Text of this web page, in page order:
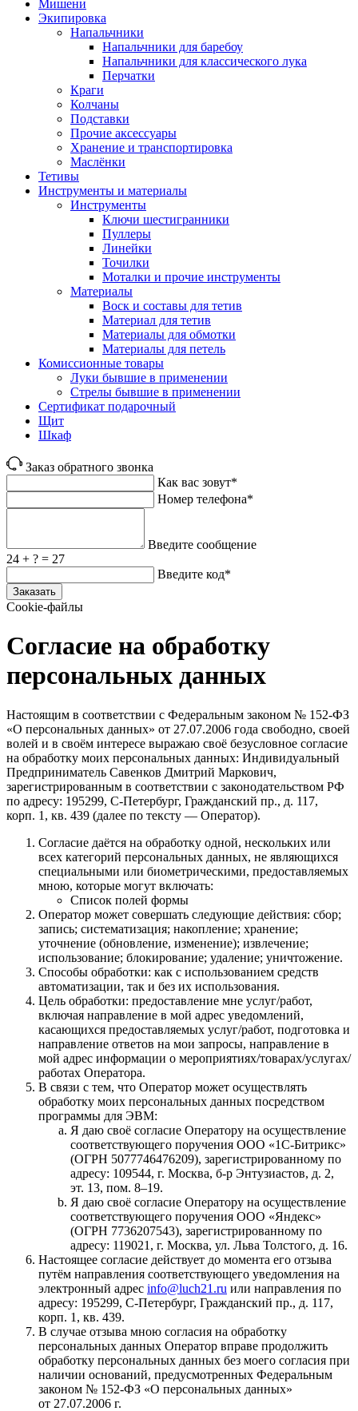
Мишени
Экипировка
Напальчники
Напальчники для баребоу
Напальчники для классического лука
Перчатки
Краги
Колчаны
Подставки
Прочие аксессуары
Хранение и транспортировка
Маслёнки
Тетивы
Инструменты и материалы
Инструменты
Ключи шестигранники
Пуллеры
Линейки
Точилки
Моталки и прочие инструменты
Материалы
Воск и составы для тетив
Материал для тетив
Материалы для обмотки
Материалы для петель
Комиссионные товары
Луки бывшие в применении
Стрелы бывшие в применении
Сертификат подарочный
Щит
Шкаф
Заказ обратного звонка
Как вас зовут*
Номер телефона*
Введите сообщение
24 + ? = 27
Введите код*
Заказать
Cookie-файлы
Согласие на обработку
персональных данных
Настоящим в соответствии с Федеральным законом № 152‑ФЗ
«О персональных данных» от 27.07.2006 года свободно, своей
волей и в своём интересе выражаю своё безусловное согласие
на обработку моих персональных данных: Индивидуальный
Предприниматель Савенков Дмитрий Маркович,
зарегистрированным в соответствии с законодательством РФ
по адресу: 195299, С‑Петербург, Гражданский пр., д. 117,
корп. 1, кв. 439 (далее по тексту — Оператор).
Согласие даётся на обработку одной, нескольких или
всех категорий персональных данных, не являющихся
специальными или биометрическими, предоставляемых
мною, которые могут включать:
Список полей формы
Оператор может совершать следующие действия: сбор;
запись; систематизация; накопление; хранение;
уточнение (обновление, изменение); извлечение;
использование; блокирование; удаление; уничтожение.
Способы обработки: как с использованием средств
автоматизации, так и без их использования.
Цель обработки: предоставление мне услуг/работ,
включая направление в мой адрес уведомлений,
касающихся предоставляемых услуг/работ, подготовка и
направление ответов на мои запросы, направление в
мой адрес информации о мероприятиях/товарах/услугах/
работах Оператора.
В связи с тем, что Оператор может осуществлять
обработку моих персональных данных посредством
программы для ЭВМ:
Я даю своё согласие Оператору на осуществление
соответствующего поручения ООО «1С‑Битрикс»
(ОГРН 5077746476209), зарегистрированному по
адресу: 109544, г. Москва, б‑р Энтузиастов, д. 2,
эт. 13, пом. 8–19.
Я даю своё согласие Оператору на осуществление
соответствующего поручения ООО «Яндекс»
(ОГРН 7736207543), зарегистрированному по
адресу: 119021, г. Москва, ул. Льва Толстого, д. 16.
Настоящее согласие действует до момента его отзыва
путём направления соответствующего уведомления на
электронный адрес info@luch21.ru или направления по
адресу: 195299, С‑Петербург, Гражданский пр., д. 117,
корп. 1, кв. 439.
В случае отзыва мною согласия на обработку
персональных данных Оператор вправе продолжить
обработку персональных данных без моего согласия при
наличии оснований, предусмотренных Федеральным
законом № 152‑ФЗ «О персональных данных»
от 27.07.2006 г.